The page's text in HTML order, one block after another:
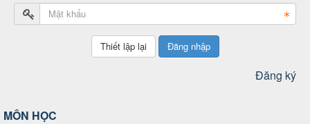
Đăng nhập
Đăng ký
MÔN HỌC